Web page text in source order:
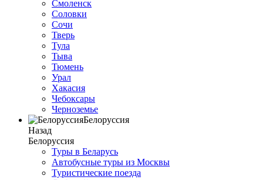
Смоленск
Соловки
Сочи
Тверь
Тула
Тыва
Тюмень
Урал
Хакасия
Чебоксары
Черноземье
Белоруссия
Назад
Белоруссия
Туры в Беларусь
Автобусные туры из Москвы
Туристические поезда